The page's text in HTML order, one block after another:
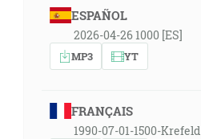
ESPAÑOL
2026-04-26 1000 [ES]
MP3 YT
FRANÇAIS
1990-07-01-1500-Krefeld